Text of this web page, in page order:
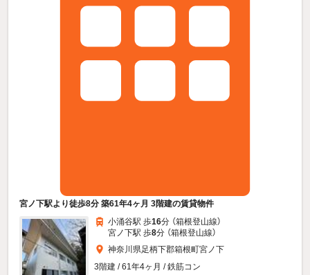
宮ノ下駅より徒歩8分 築61年4ヶ月 3階建の賃貸物件
小涌谷駅 歩16分 （箱根登山線）
宮ノ下駅 歩8分 （箱根登山線）
神奈川県足柄下郡箱根町宮ノ下
3階建 / 61年4ヶ月 / 鉄筋コン